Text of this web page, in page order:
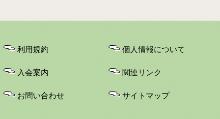
利用規約 個人情報について
入会案内 関連リンク
お問い合わせ サイトマップ